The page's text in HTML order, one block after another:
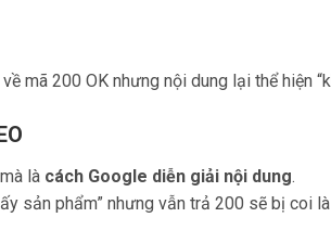
mã 200 OK nhưng nội dung lại thể hiện
là cách Google diễn giải nội dung.
sản phẩm” nhưng vẫn trả 200 sẽ bị coi